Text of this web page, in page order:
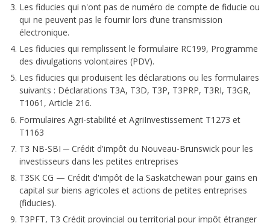
Les fiducies qui n'ont pas de numéro de compte de fiducie ou
qui ne peuvent pas le fournir lors d’une transmission
électronique.
Les fiducies qui remplissent le formulaire RC199, Programme
des divulgations volontaires (PDV).
Les fiducies qui produisent les déclarations ou les formulaires
suivants : Déclarations T3A, T3D, T3P, T3PRP, T3RI, T3GR,
T1061, Article 216.
Formulaires Agri-stabilité et AgriInvestissement T1273 et
T1163
T3 NB-SBI ─ Crédit d'impôt du Nouveau-Brunswick pour les
investisseurs dans les petites entreprises
T3SK CG — Crédit d'impôt de la Saskatchewan pour gains en
capital sur biens agricoles et actions de petites entreprises
(fiducies).
T3PFT, T3 Crédit provincial ou territorial pour impôt étranger